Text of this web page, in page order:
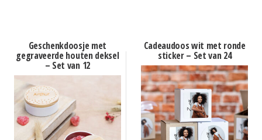
Geschenkdoosje met
gegraveerde houten deksel
– Set van 12
Cadeaudoos wit met ronde
sticker – Set van 24